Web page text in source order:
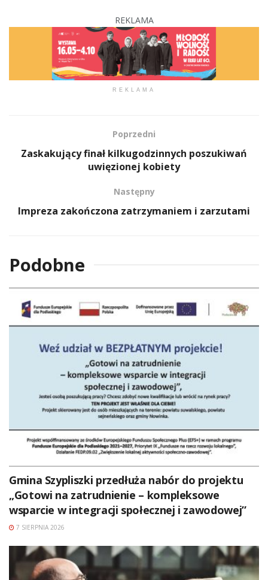
REKLAMA
REKLAMA
Poprzedni
Zaskakujący finał kilkugodzinnych poszukiwań
uwięzionej kobiety
Następny
Impreza zakończona zatrzymaniem i zarzutami
Podobne
Gmina Szypliszki przedłuża nabór do projektu
„Gotowi na zatrudnienie – kompleksowe
wsparcie w integracji społecznej i zawodowej”
7 SIERPNIA 2026